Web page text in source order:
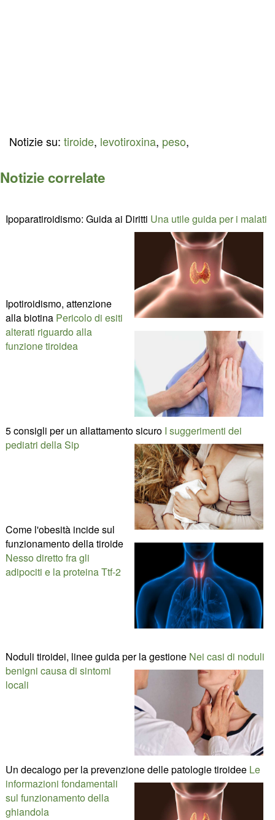
Notizie su: tiroide, levotiroxina, peso,
Notizie correlate
Ipoparatiroidismo: Guida ai Diritti Una utile guida per i malati
Ipotiroidismo, attenzione
alla biotina Pericolo di esiti
alterati riguardo alla
funzione tiroidea
5 consigli per un allattamento sicuro I suggerimenti dei
pediatri della Sip
Come l'obesità incide sul
funzionamento della tiroide
Nesso diretto fra gli
adipociti e la proteina Ttf-2
Noduli tiroidei, linee guida per la gestione Nei casi di noduli
benigni causa di sintomi
locali
Un decalogo per la prevenzione delle patologie tiroidee Le
informazioni fondamentali
sul funzionamento della
ghiandola